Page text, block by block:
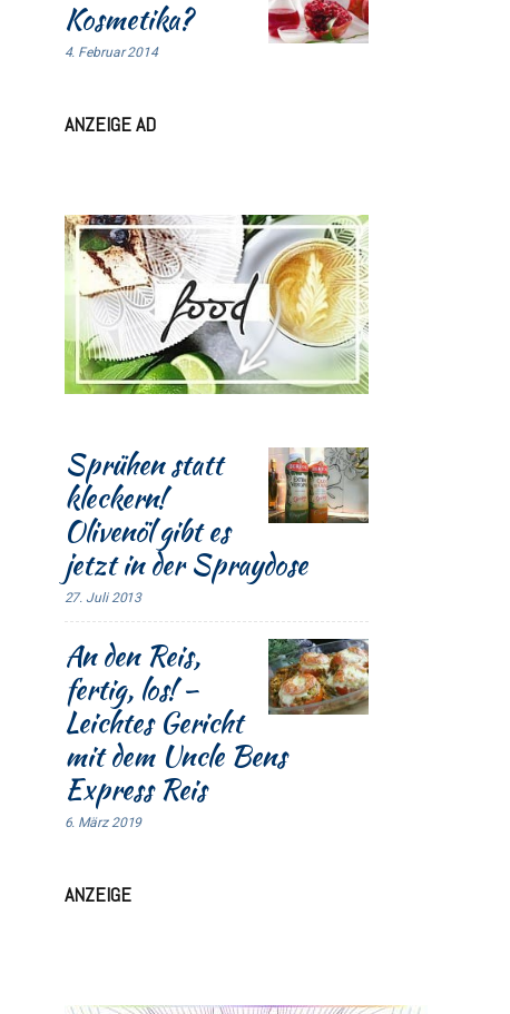
Kosmetika?
4. Februar 2014
ANZEIGE AD
Sprühen statt
kleckern!
Olivenöl gibt es
jetzt in der Spraydose
27. Juli 2013
An den Reis,
fertig, los! –
Leichtes Gericht
mit dem Uncle Bens
Express Reis
6. März 2019
ANZEIGE